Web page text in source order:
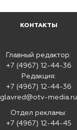
КОНТАКТЫ
Главный редактор:
+7 (4967) 12-44-36
Редакция:
+7 (4967) 12-44-36
glavred@otv-media.ru
Отдел рекламы:
+7 (4967) 12-44-45